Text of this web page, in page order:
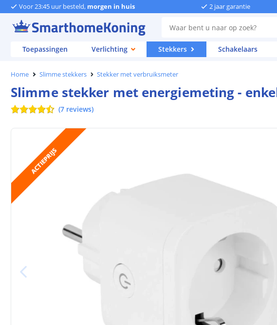
Voor 23:45 uur besteld, morgen in huis 2 jaar garantie
Toepassingen Verlichting Stekkers Schakelaars
Home Slimme stekkers Stekker met verbruiksmeter
Slimme stekker met energiemeting -
(7 reviews)
ACTIEPRIJS